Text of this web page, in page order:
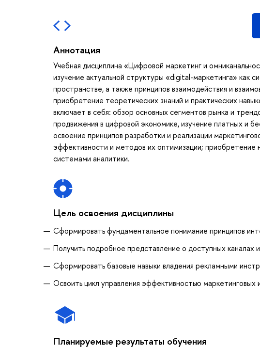
Аннотация
Учебная дисциплина «Цифровой маркетинг и
изучение актуальной структуры «digital-маркетинга» как
пространстве, а также принципов взаимодействия и
приобретение теоретических знаний и практических
включает в себя: обзор основных сегментов рынка и
продвижения в цифровой экономике, изучение платных и
освоение принципов разработки и реализации
эффективности и методов их оптимизации;
системами аналитики.
Цель освоения дисциплины
Сформировать фундаментальное понимание принципов
Получить подробное представление о доступных каналах
Сформировать базовые навыки владения рекламными
Освоить цикл управления эффективностью маркетинговых
Планируемые результаты обучения